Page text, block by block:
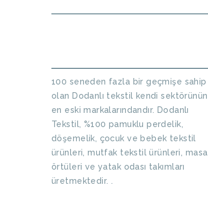
100 seneden fazla bir geçmişe sahip
olan Dodanlı tekstil kendi sektörünün
en eski markalarındandır. Dodanlı
Tekstil, %100 pamuklu perdelik,
döşemelik, çocuk ve bebek tekstil
ürünleri, mutfak tekstil ürünleri, masa
örtüleri ve yatak odası takımları
üretmektedir. .